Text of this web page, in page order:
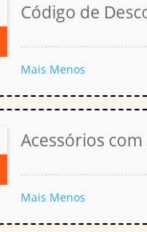
Código de
Mais Menos
Acessórios
Mais Menos